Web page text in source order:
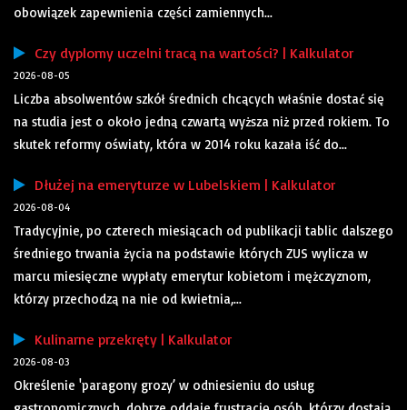
obowiązek zapewnienia części zamiennych...
Czy dyplomy uczelni tracą na wartości? | Kalkulator
2026-08-05
Liczba absolwentów szkół średnich chcących właśnie dostać się
na studia jest o około jedną czwartą wyższa niż przed rokiem. To
skutek reformy oświaty, która w 2014 roku kazała iść do...
Dłużej na emeryturze w Lubelskiem | Kalkulator
2026-08-04
Tradycyjnie, po czterech miesiącach od publikacji tablic dalszego
średniego trwania życia na podstawie których ZUS wylicza w
marcu miesięczne wypłaty emerytur kobietom i mężczyznom,
którzy przechodzą na nie od kwietnia,...
Kulinarne przekręty | Kalkulator
2026-08-03
Określenie 'paragony grozy’ w odniesieniu do usług